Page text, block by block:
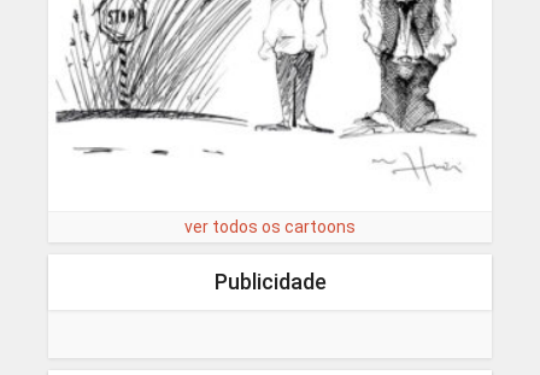
ver todos os cartoons
Publicidade